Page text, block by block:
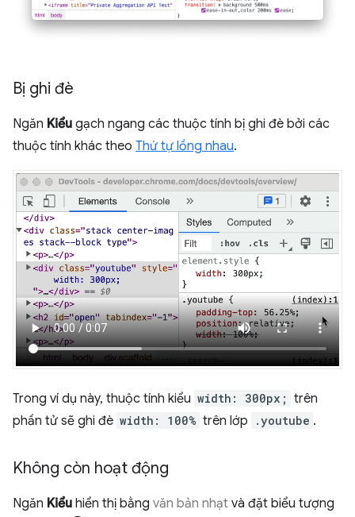
Bị ghi đè
Ngăn Kiểu gạch ngang các thuộc tính bị ghi đè bởi các
thuộc tính khác theo Thứ tự lồng nhau.
Trong ví dụ này, thuộc tính kiểu width: 300px; trên
phần tử sẽ ghi đè width: 100% trên lớp .youtube .
Không còn hoạt động
Ngăn Kiểu hiển thị bằng văn bản nhạt và đặt biểu tượng